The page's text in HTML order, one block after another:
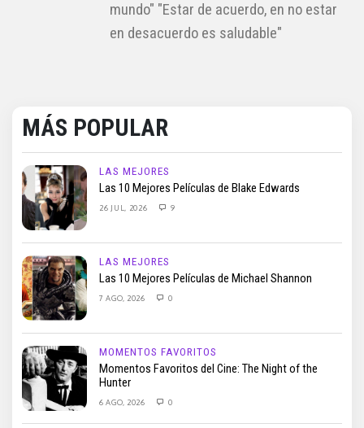
mundo" "Estar de acuerdo, en no estar
en desacuerdo es saludable"
MÁS POPULAR
LAS MEJORES
Las 10 Mejores Películas de Blake Edwards
26 JUL, 2026 9
LAS MEJORES
Las 10 Mejores Películas de Michael Shannon
7 AGO, 2026 0
MOMENTOS FAVORITOS
Momentos Favoritos del Cine: The Night of the
Hunter
6 AGO, 2026 0